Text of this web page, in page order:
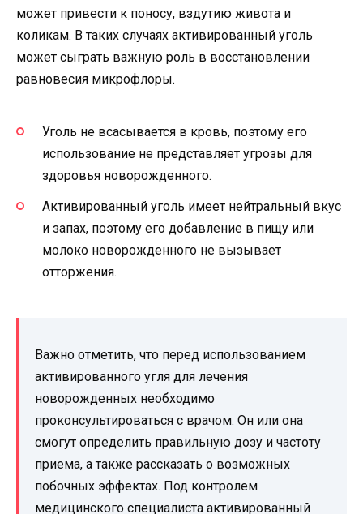
может привести к поносу, вздутию живота и
коликам. В таких случаях активированный уголь
может сыграть важную роль в восстановлении
равновесия микрофлоры.
Уголь не всасывается в кровь, поэтому его
использование не представляет угрозы для
здоровья новорожденного.
Активированный уголь имеет нейтральный вкус
и запах, поэтому его добавление в пищу или
молоко новорожденного не вызывает
отторжения.
Важно отметить, что перед использованием
активированного угля для лечения
новорожденных необходимо
проконсультироваться с врачом. Он или она
смогут определить правильную дозу и частоту
приема, а также рассказать о возможных
побочных эффектах. Под контролем
медицинского специалиста активированный